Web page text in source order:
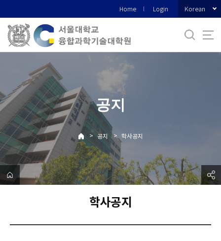
로
메
Home Login Korean
공지
> 공지 > 학사공지
학사공지